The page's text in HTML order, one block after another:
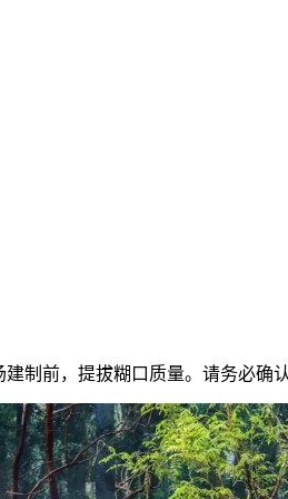
制前，提拔糊口质量。请务必确